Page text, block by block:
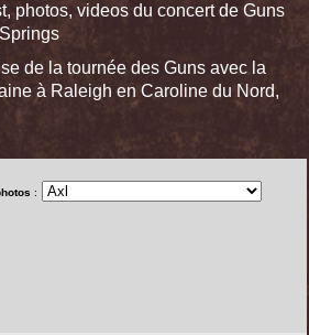
photos, videos du concert de Guns
de la tournée des Guns avec la
à Raleigh en Caroline du Nord,
: